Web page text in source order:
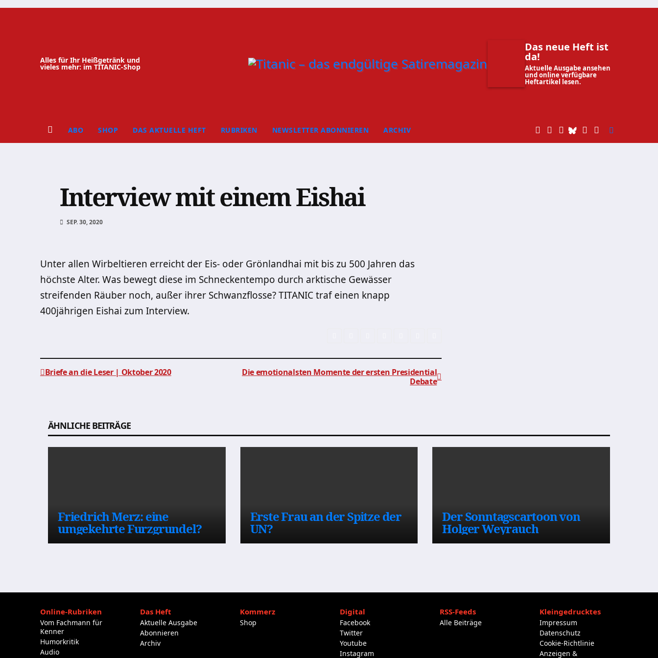
Zum
Alles für Ihr Heißgetränk und
vieles mehr: im TITANIC-Shop
Das neue Heft ist
da!
Aktuelle Ausgabe ansehen
und online verfügbare
Heftartikel lesen.
ABO SHOP DAS AKTUELLE HEFT RUBRIKEN NEWSLETTER ABONNIEREN ARCHIV
Interview mit einem Eishai
SEP. 30, 2020
Unter allen Wirbeltieren erreicht der Eis- oder Grönlandhai mit bis zu 500 Jahren das
höchste Alter. Was bewegt diese im Schneckentempo durch arktische Gewässer
streifenden Räuber noch, außer ihrer Schwanzflosse? TITANIC traf einen knapp
400jährigen Eishai zum Interview.
Die emotionalsten Momente der ersten Presidential
Debate
Briefe an die Leser | Oktober 2020
ÄHNLICHE BEITRÄGE
Friedrich Merz: eine
umgekehrte Furzgrundel?
Erste Frau an der Spitze der
UN?
Der Sonntagscartoon von
Holger Weyrauch
Online-Rubriken
Vom Fachmann für
Kenner
Humorkritik
Audio
Das Heft
Aktuelle Ausgabe
Abonnieren
Archiv
Kommerz
Shop
Digital
Facebook
Twitter
Youtube
Instagram
RSS-Feeds
Alle Beiträge
Kleingedrucktes
Impressum
Datenschutz
Cookie-Richtlinie
Anzeigen &